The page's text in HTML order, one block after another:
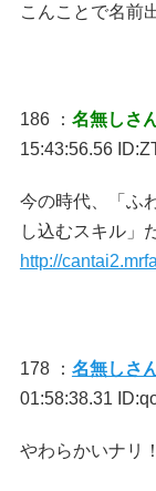
こんことで名前
186 ： 名無しさ
15:43:56.56
今の時代、「ふ
し込むスキル」
http://
178 ： 名無しさ
01:58:38.31
やわらかいナリ